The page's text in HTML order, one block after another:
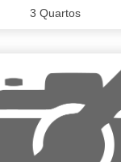
3 Quartos